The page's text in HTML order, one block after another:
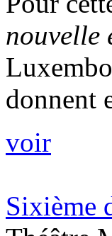
nouvelle
donnent
voir
Sixième